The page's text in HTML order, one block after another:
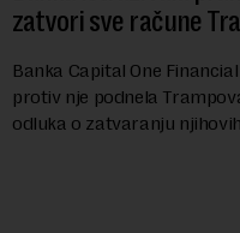
zatvori sve račune
Banka Capital One
protiv nje podnela
odluka o zatvaranju